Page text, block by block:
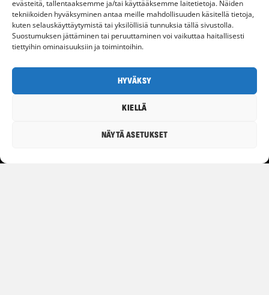
evästeitä, tallentaaksemme ja/tai käyttääksemme laitetietoja. Näiden
tekniikoiden hyväksyminen antaa meille mahdollisuuden käsitellä tietoja,
kuten selauskäyttäytymistä tai yksilöllisiä tunnuksia tällä sivustolla.
Suostumuksen jättäminen tai peruuttaminen voi vaikuttaa haitallisesti
tiettyihin ominaisuuksiin ja toimintoihin.
HYVÄKSY
KIELLÄ
NÄYTÄ ASETUKSET